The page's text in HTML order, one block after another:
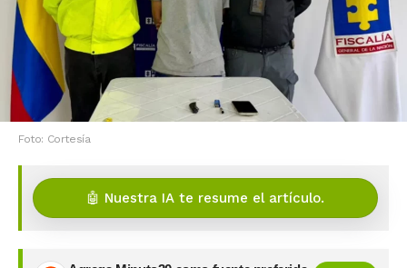
Foto: Cortesía
🤖 Nuestra IA te resume el artículo.